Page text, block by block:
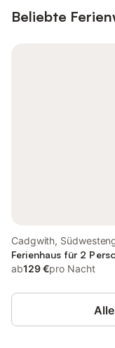
Beliebte
Cadgwith,
Ferienhaus für 2
ab129 €pro Nacht